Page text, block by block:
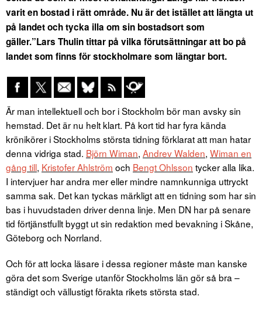
varit en bostad i rätt område. Nu är det istället att längta ut
på landet och tycka illa om sin bostadsort som
gäller.”Lars Thulin tittar på vilka förutsättningar att bo på
landet som finns för stockholmare som längtar bort.
Är man intellektuell och bor i Stockholm bör man avsky sin
hemstad. Det är nu helt klart. På kort tid har fyra kända
krönikörer i Stockholms största tidning förklarat att man hatar
denna vidriga stad. Björn Wiman, Andrev Walden, Wiman en
gång till, Kristofer Ahlström och Bengt Ohlsson tycker alla lika.
I intervjuer har andra mer eller mindre namnkunniga uttryckt
samma sak. Det kan tyckas märkligt att en tidning som har sin
bas i huvudstaden driver denna linje. Men DN har på senare
tid förtjänstfullt byggt ut sin redaktion med bevakning i Skåne,
Göteborg och Norrland.
Och för att locka läsare i dessa regioner måste man kanske
göra det som Sverige utanför Stockholms län gör så bra –
ständigt och vällustigt förakta rikets största stad.